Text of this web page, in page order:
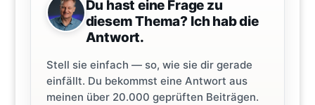
Du hast eine Frage zu
diesem Thema? Ich hab die
Antwort.
Stell sie einfach — so, wie sie dir gerade
einfällt. Du bekommst eine Antwort aus
meinen über 20.000 geprüften Beiträgen.